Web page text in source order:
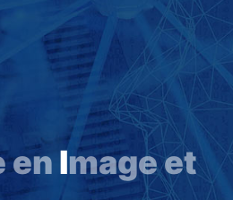
Aller
contenu
principal
en Image et